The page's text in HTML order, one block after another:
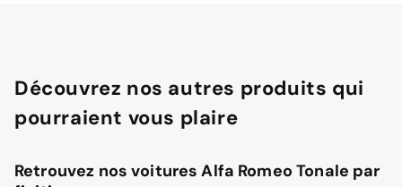
Découvrez nos autres produits qui
pourraient vous plaire
Retrouvez nos voitures Alfa Romeo Tonale par